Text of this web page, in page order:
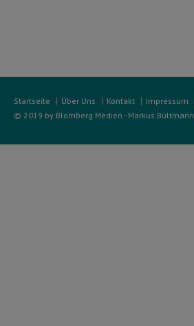
Startseite Über Uns Kontakt Impressum
© 2019 by Blomberg Medien - Markus Bültmann